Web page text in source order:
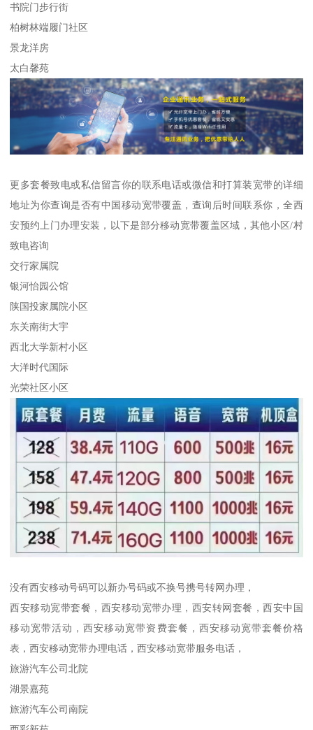
书院门步行街
柏树林端履门社区
景龙洋房
太白馨苑
更多套餐致电或私信留言你的联系电话或微信和打算装宽带的详细
地址为你查询是否有中国移动宽带覆盖，查询后时间联系你，全西
安预约上门办理安装，以下是部分移动宽带覆盖区域，其他小区/村
致电咨询
交行家属院
银河怡园公馆
陕国投家属院小区
东关南街大宇
西北大学新村小区
大洋时代国际
光荣社区小区
没有西安移动号码可以新办号码或不换号携号转网办理，
西安移动宽带套餐，西安移动宽带办理，西安转网套餐，西安中国
移动宽带活动，西安移动宽带资费套餐，西安移动宽带套餐价格
表，西安移动宽带办理电话，西安移动宽带服务电话，
旅游汽车公司北院
湖景嘉苑
旅游汽车公司南院